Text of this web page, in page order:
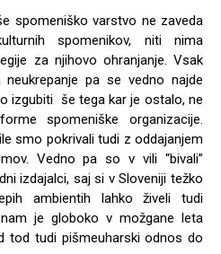
spomeniško varstvo ne zaveda
spomenikov, niti nima
za njihovo ohranjanje. Vsak
pa se vedno najde
izgubiti še tega kar je ostalo, ne
spomeniške organizacije.
smo pokrivali tudi z oddajanjem
Vedno pa so v vili “bivali”
izdajalci, saj si v Sloveniji težko
ambientih lahko živeli tudi
je globoko v možgane leta
tod tudi pišmeuharski odnos do